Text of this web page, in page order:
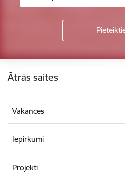
Ātrās saites
Vakances
Iepirkumi
Projekti